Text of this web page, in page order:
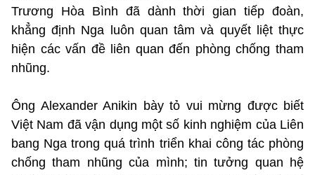
Trương Hòa Bình đã dành thời gian tiếp đoàn,
khẳng định Nga luôn quan tâm và quyết liệt thực
hiện các vấn đề liên quan đến phòng chống tham
nhũng.
Ông Alexander Anikin bày tỏ vui mừng được biết
Việt Nam đã vận dụng một số kinh nghiệm của Liên
bang Nga trong quá trình triển khai công tác phòng
chống tham nhũng của mình; tin tưởng quan hệ